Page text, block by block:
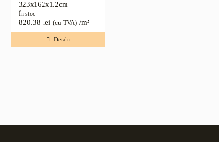
323x162x1.2cm
În stoc
820.38 lei (cu TVA) /m²
Detalii